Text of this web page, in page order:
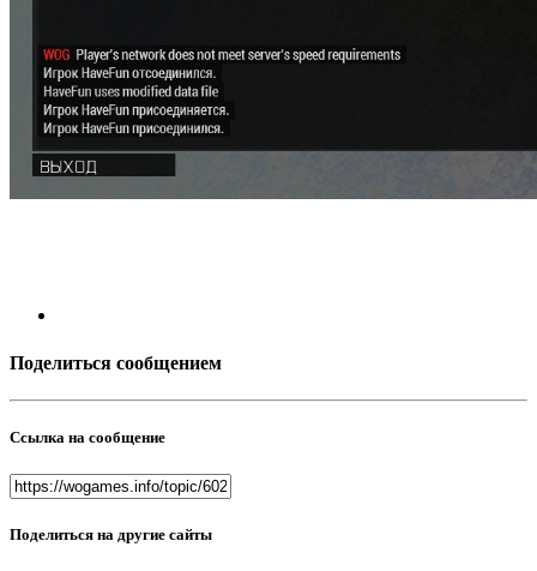
Поделиться сообщением
Ссылка на сообщение
Поделиться на другие сайты